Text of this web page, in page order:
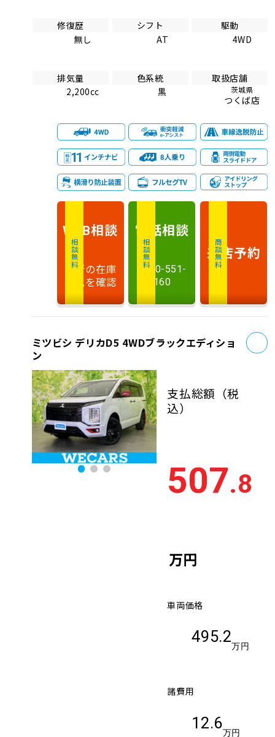
修復歴
無し
シフト
AT
駆動
4WD
排気量
2,200cc
色系統
黒
取扱店舗
茨城県
つくば店
相談無料
WEB相談
最新の在庫
状況を確認
相談無料
電話相談
0120-551-
160
商談無料
来店予約
ミツビシ デリカD5 4WDブラックエディショ
ン
支払総額 （税
込）
507.8
万円
車両価格
495.2
万円
諸費用
12.6
万円